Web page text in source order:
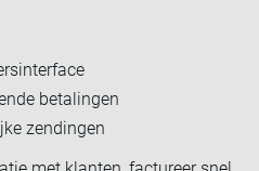
betalingen
zendingen